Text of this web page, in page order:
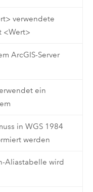
verwendete
<Wert>
ArcGIS-Server
ein
in WGS 1984
werden
Aliastabelle wird